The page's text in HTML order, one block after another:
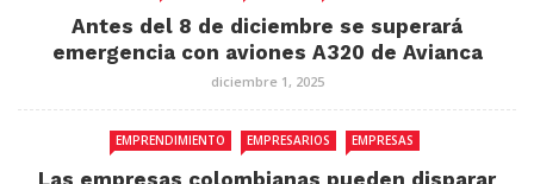
Antes del 8 de diciembre se superará
emergencia con aviones A320 de Avianca
diciembre 1, 2025
EMPRENDIMIENTO EMPRESARIOS EMPRESAS
Las empresas colombianas pueden disparar